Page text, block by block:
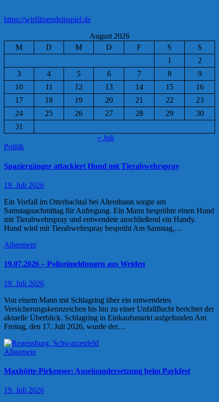
https://wirfilmendeinspiel.de
August 2026
M
D M D F S
S
1
2
3
4 5 6 7 8
9
10
11 12 13 14 15
16
17
18 19 20 21 22
23
24
25 26 27 28 29
30
31
« Juli
Politik
Spaziergänger attackiert Hund mit Tierabwehrspray
19. Juli 2026
Ein Vorfall im Otterbachtal bei Altenthann sorgte am
Samstagnachmittag für Aufregung. Ein Mann besprühte einen Hund
mit Tierabwehrspray und entwendete anschließend ein Handy.
Hund wird mit Tierabwehrspray besprüht Am Samstag,…
Allgemein
19.07.2026 – Polizeimeldungen aus Weiden
19. Juli 2026
Von einem Mann mit Schlagring über ein entwendetes
Versicherungskennzeichen bis hin zu einer Unfallflucht berichtet der
aktuelle Überblick. Schlagring in Einkaufsmarkt aufgefunden Am
Freitag, den 17. Juli 2026, wurde der…
Allgemein
Maxhütte-Pirkensee: Auseinandersetzung beim Parkfest
19. Juli 2026